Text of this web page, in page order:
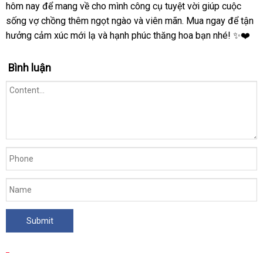
hôm nay để mang về cho mình công cụ tuyệt vời giúp cuộc
sống vợ chồng thêm ngọt ngào và viên mãn. Mua ngay để tận
hưởng cảm xúc mới lạ và hạnh phúc thăng hoa bạn nhé! ✨❤️
Bình luận